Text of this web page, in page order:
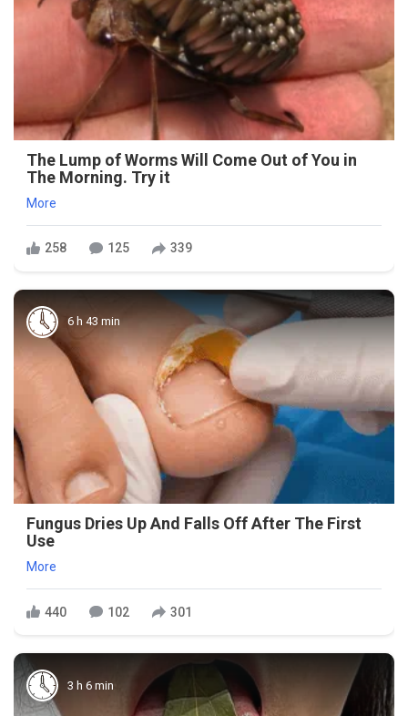
The Lump of Worms Will Come Out of You in
The Morning. Try it
More
258 125 339
6 h 43 min
Fungus Dries Up And Falls Off After The First
Use
More
440 102 301
3 h 6 min